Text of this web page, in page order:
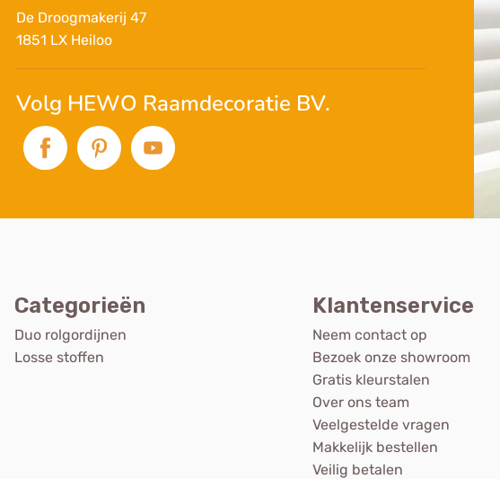
De Droogmakerij 47
1851 LX Heiloo
Volg HEWO Raamdecoratie BV.
Categorieën
Duo rolgordijnen
Losse stoffen
Klantenservice
Neem contact op
Bezoek onze showroom
Gratis kleurstalen
Over ons team
Veelgestelde vragen
Makkelijk bestellen
Veilig betalen